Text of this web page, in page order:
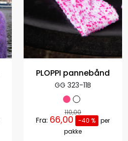
PLOPPI pannebånd
GG 323-11B
110,00
Fra: 66,00 -40 % per
pakke